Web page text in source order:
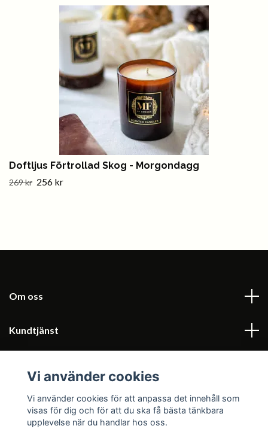
Doftljus Förtrollad Skog - Morgondagg
269 kr 256 kr
Om oss
Kundtjänst
Sociala medier
Vi använder cookies
Vi använder cookies för att anpassa det innehåll som
visas för dig och för att du ska få bästa tänkbara
upplevelse när du handlar hos oss.